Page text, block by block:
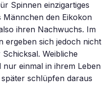
Spinnen einzigartiges
Männchen den Eikokon
ihren Nachwuchs. Im
ergeben sich jedoch nicht
Weibliche
nur einmal in ihrem Leben
schlüpfen daraus